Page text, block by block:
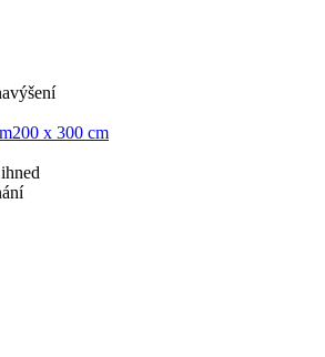
200 x 300 cm